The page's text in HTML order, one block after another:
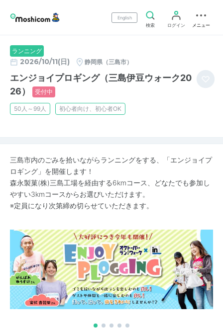
English
検索
ログイン メニュー
ランニング
2026/10/11(日) 静岡県（三島市）
エンジョイプロギング（三島伊豆ウォーク20
26）
受付中
50人～99人 初心者向け、初心者OK
三島市内のごみを拾いながらランニングをする、「エンジョイプ
ロギング」を開催します！
森永製菓(株)三島工場を経由する6kmコース、どなたでも参加し
やすい3kmコースからお選びいただけます。
※定員になり次第締め切らせていただきます。